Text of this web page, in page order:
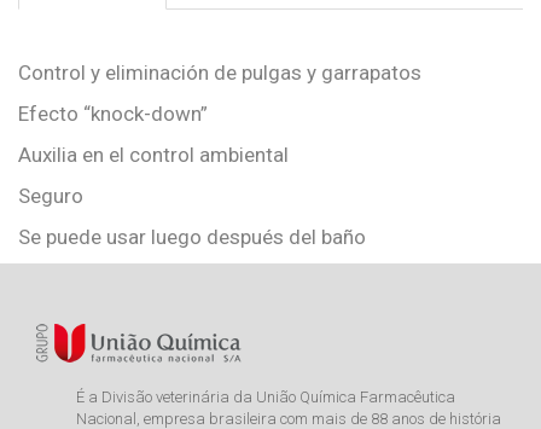
Control y eliminación de pulgas y garrapatos
Efecto “knock-down”
Auxilia en el control ambiental
Seguro
Se puede usar luego después del baño
É a Divisão veterinária da União Química Farmacêutica
Nacional, empresa brasileira com mais de 88 anos de história